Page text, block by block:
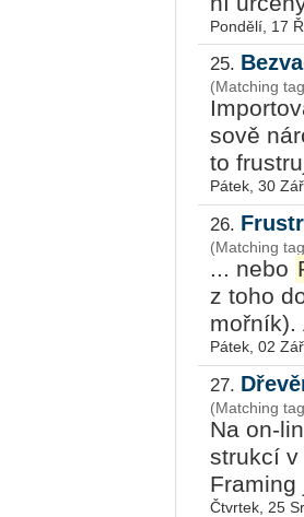
Pondělí, 17
25.
(Matching
so­vě
to
Pátek, 30
26.
(Matching
... nebo
z toho
moř­ník).
Pátek, 02
27.
(Matching
Na on-
struk­cí v
Fra­ming
Čtvrtek, 25